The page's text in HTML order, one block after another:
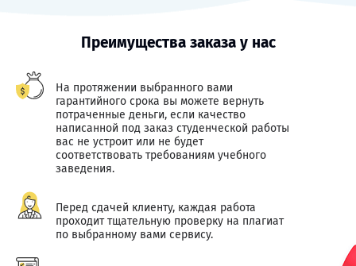
Преимущества заказа у нас
На протяжении выбранного вами
гарантийного срока вы можете вернуть
потраченные деньги, если качество
написанной под заказ студенческой работы
вас не устроит или не будет
соответствовать требованиям учебного
заведения.
Перед сдачей клиенту, каждая работа
проходит тщательную проверку на плагиат
по выбранному вами сервису.